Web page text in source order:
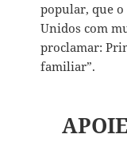
popular, que
Unidos com
proclamar:
familiar”.